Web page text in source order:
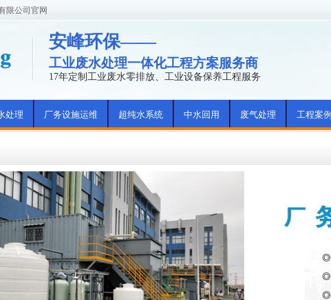
限公司官网
安峰环保——
工业废水处理一体化工程方案服务商
17年定制工业废水零排放、工业设备保养工程服务
处理 厂务设施运维 超纯水系统 中水回用 废气处理 工程案例